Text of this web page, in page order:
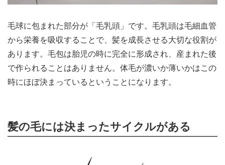
毛球に包まれた部分が「毛乳頭」です。毛乳頭は毛細血管
から栄養を吸収することで、髪を成長させる大切な役割が
あります。毛包は胎児の時に完全に形成され、産まれた後
で作られることはありません。体毛が濃いか薄いかはこの
時にほぼ決まっているということになります。
髪の毛には決まったサイクルがある